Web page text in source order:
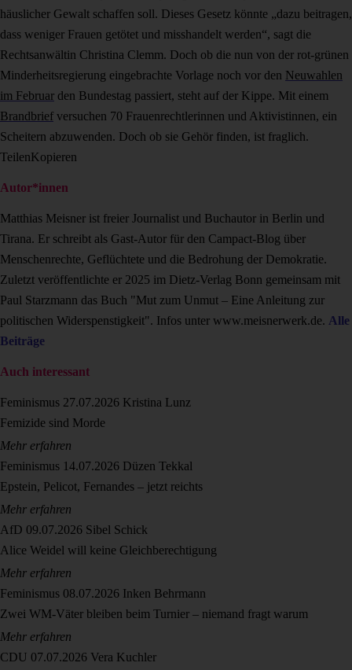
häuslicher Gewalt schaffen soll. Dieses Gesetz könnte „dazu beitragen,
dass weniger Frauen getötet und misshandelt werden“, sagt die
Rechtsanwältin Christina Clemm. Doch ob die nun von der rot-grünen
Minderheitsregierung eingebrachte Vorlage noch vor den Neuwahlen
im Februar den Bundestag passiert, steht auf der Kippe. Mit einem
Brandbrief versuchen 70 Frauenrechtlerinnen und Aktivistinnen, ein
Scheitern abzuwenden. Doch ob sie Gehör finden, ist fraglich.
TeilenKopieren
Autor*innen
Matthias Meisner ist freier Journalist und Buchautor in Berlin und
Tirana. Er schreibt als Gast-Autor für den Campact-Blog über
Menschenrechte, Geflüchtete und die Bedrohung der Demokratie.
Zuletzt veröffentlichte er 2025 im Dietz-Verlag Bonn gemeinsam mit
Paul Starzmann das Buch "Mut zum Unmut – Eine Anleitung zur
politischen Widerspenstigkeit". Infos unter www.meisnerwerk.de. Alle
Beiträge
Auch interessant
Feminismus 27.07.2026 Kristina Lunz
Femizide sind Morde
Mehr erfahren
Feminismus 14.07.2026 Düzen Tekkal
Epstein, Pelicot, Fernandes – jetzt reichts
Mehr erfahren
AfD 09.07.2026 Sibel Schick
Alice Weidel will keine Gleichberechtigung
Mehr erfahren
Feminismus 08.07.2026 Inken Behrmann
Zwei WM-Väter bleiben beim Turnier – niemand fragt warum
Mehr erfahren
CDU 07.07.2026 Vera Kuchler